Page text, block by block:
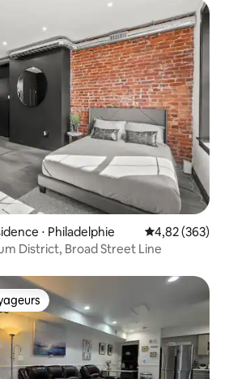
⋅ Philadelphie Évaluation
4,82 (363)
District, Broad Street Line
les plus appréciés